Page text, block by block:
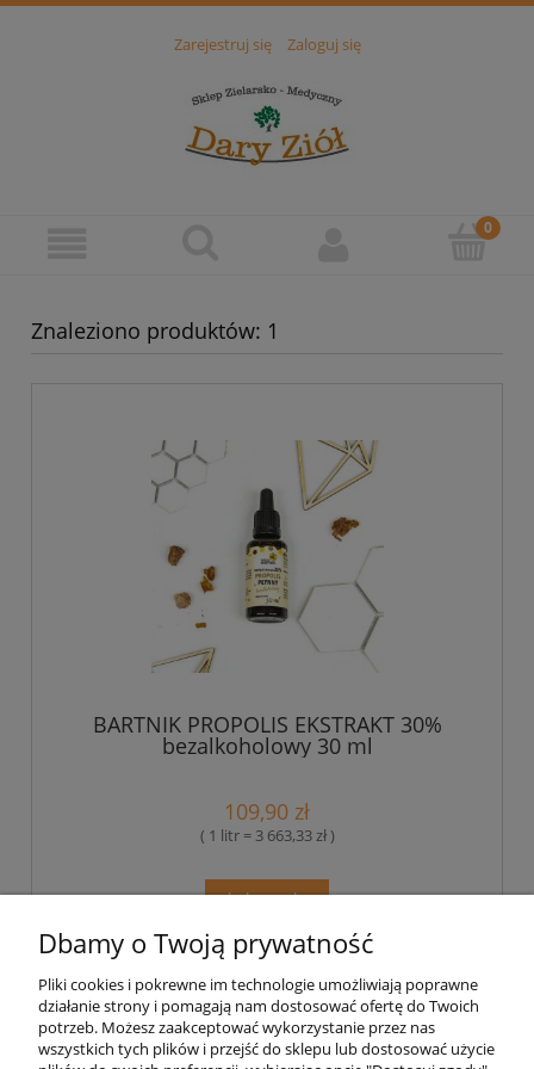
Zarejestruj się Zaloguj się
Znaleziono produktów: 1
BARTNIK PROPOLIS EKSTRAKT 30%
bezalkoholowy 30 ml
109,90 zł
( 1 litr = 3 663,33 zł )
do koszyka
Pomoc
Moje konto
Dbamy o Twoją prywatność
Pliki cookies i pokrewne im technologie umożliwiają poprawne
działanie strony i pomagają nam dostosować ofertę do Twoich
potrzeb. Możesz zaakceptować wykorzystanie przez nas
wszystkich tych plików i przejść do sklepu lub dostosować użycie